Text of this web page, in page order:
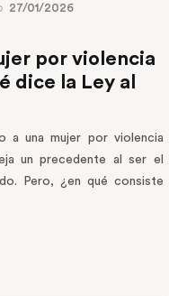
27/01/2026
por violencia
dice la Ley al
a una mujer por violencia
un precedente al ser el
Pero, ¿en qué consiste